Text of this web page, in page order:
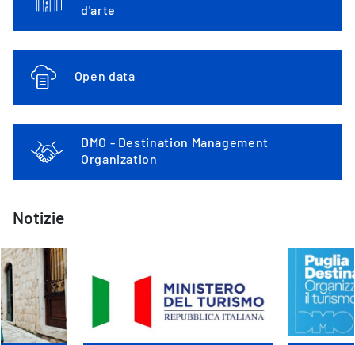
d'arte
Open data
DMO - Destination Management
Organization
Notizie